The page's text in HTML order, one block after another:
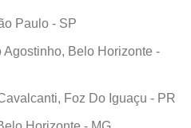
Paulo - SP
Agostinho, Belo Horizonte -
Foz Do Iguaçu - PR